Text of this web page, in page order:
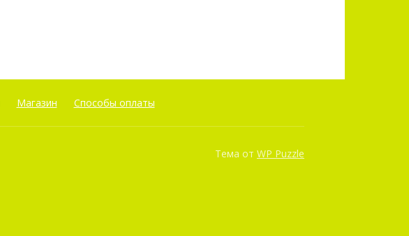
Магазин Способы оплаты
Тема от WP Puzzle